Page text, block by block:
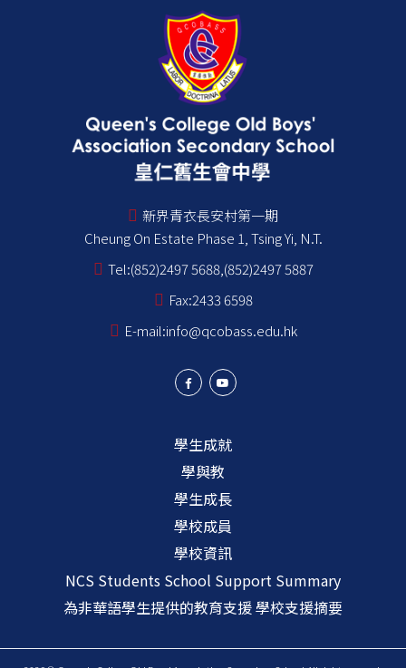
新界青衣長安村第一期
Cheung On Estate Phase 1, Tsing Yi, N.T.
Tel:(852)2497 5688,(852)2497 5887
Fax:2433 6598
E-mail:info@qcobass.edu.hk
學生成就
學與教
學生成長
學校成員
學校資訊
NCS Students School Support Summary
為非華語學生提供的教育支援 學校支援摘要